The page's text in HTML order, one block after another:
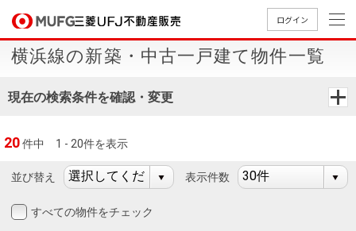
ログイン
買いたいTOP
売りたいTOP
店舗案内TOP
会社情報TOP
採用情報TOP
買いたい
売りたい
会社情報
横浜線の新築・中古一戸建て物件一覧
現在の検索条件を確認・変更
20件中 1 - 20件を表示
並び替え 表示件数
すべての物件をチェック